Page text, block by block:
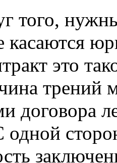
того,
касаются
это
трений
договора
одной